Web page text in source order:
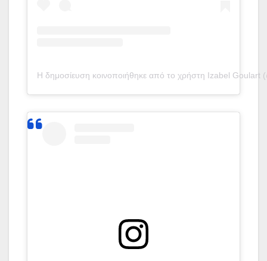
Η δημοσίευση κοινοποιήθηκε από το χρήστη Izabel Goulart